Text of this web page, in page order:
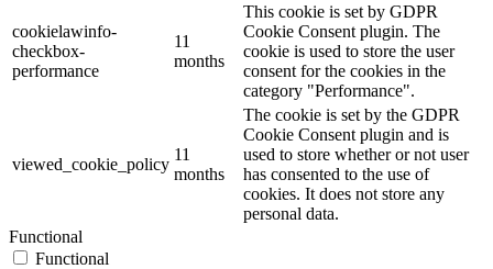
cookielawinfo-
checkbox-
performance
11
months
This cookie is set by GDPR
Cookie Consent plugin. The
cookie is used to store the user
consent for the cookies in the
category "Performance".
viewed_cookie_policy
11
months
The cookie is set by the GDPR
Cookie Consent plugin and is
used to store whether or not user
has consented to the use of
cookies. It does not store any
personal data.
Functional
Functional